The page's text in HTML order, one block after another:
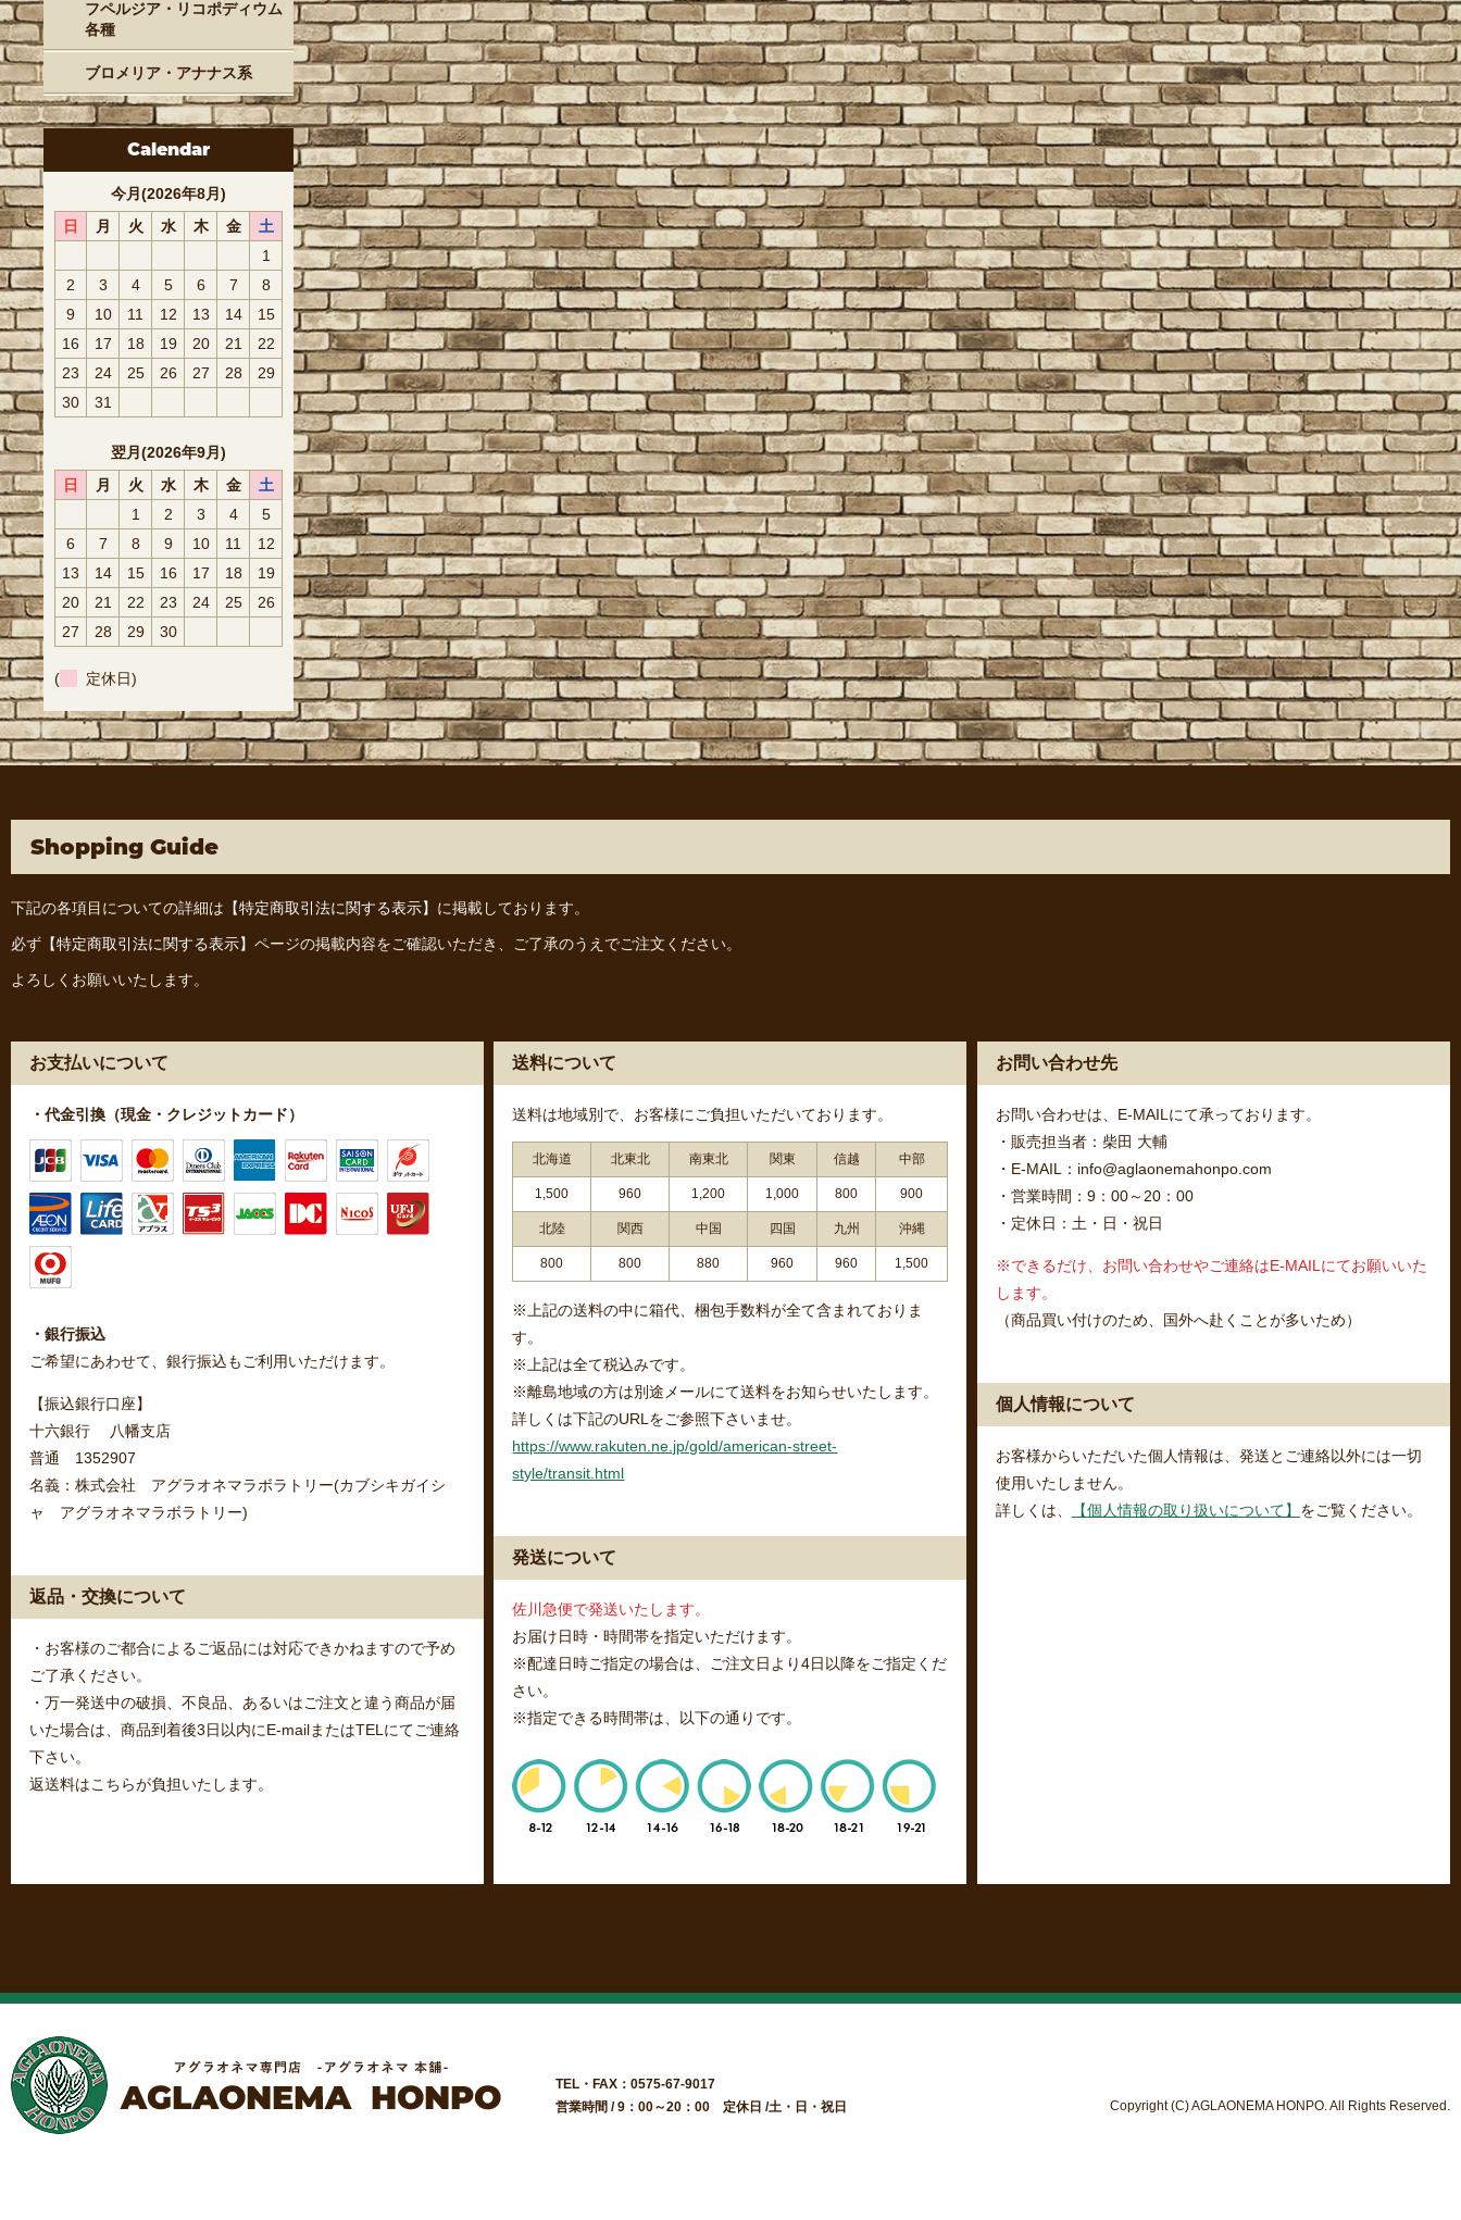
フペルジア・リコポディウム
各種
ブロメリア・アナナス系
Calendar
今月(2026年8月)
日
月 火 水 木 金
土
1
2
3 4 5 6 7
8
9
10 11 12 13 14
15
16
17 18 19 20 21
22
23
24 25 26 27 28
29
30
31
翌月(2026年9月)
日
月 火 水 木 金
土
1
2 3 4
5
6
7 8 9 10 11
12
13
14 15 16 17 18
19
20
21 22 23 24 25
26
27
28 29 30
( 定休日)
Shopping Guide
下記の各項目についての詳細は 【特定商取引法に関する表示】 に掲載しております。
必ず 【特定商取引法に関する表示】 ページの掲載内容をご確認いただき、ご了承のうえでご注文ください。
よろしくお願いいたします。
お支払いについて
・代金引換（現金・クレジットカード）
・銀行振込
ご希望にあわせて、銀行振込もご利用いただけます。
【振込銀行口座】
十六銀行 八幡支店
普通 1352907
名義：株式会社 アグラオネマラボラトリー(カブシキガイシ
ャ アグラオネマラボラトリー)
返品・交換について
・お客様のご都合によるご返品には対応できかねますので予め
ご了承ください。
・万一発送中の破損、不良品、あるいはご注文と違う商品が届
いた場合は、商品到着後3日以内にE-mailまたはTELにてご連絡
下さい。
返送料はこちらが負担いたします。
送料について
送料は地域別で、お客様にご負担いただいております。
北海道 北東北 南東北 関東 信越 中部
1,500 960 1,200 1,000 800 900
北陸 関西 中国 四国 九州 沖縄
800 800 880 960 960 1,500
※上記の送料の中に箱代、梱包手数料が全て含まれておりま
す。
※上記は全て税込みです。
※離島地域の方は別途メールにて送料をお知らせいたします。
詳しくは下記のURLをご参照下さいませ。
https://www.rakuten.ne.jp/gold/american-street-
style/transit.html
発送について
佐川急便で発送いたします。
お届け日時・時間帯を指定いただけます。
※配達日時ご指定の場合は、ご注文日より4日以降をご指定くだ
さい。
※指定できる時間帯は、以下の通りです。
お問い合わせ先
お問い合わせは、E-MAILにて承っております。
・販売担当者：柴田 大輔
・E-MAIL：info@aglaonemahonpo.com
・営業時間：9：00～20：00
・定休日：土・日・祝日
※できるだけ、お問い合わせやご連絡はE-MAILにてお願いいた
します。
（商品買い付けのため、国外へ赴くことが多いため）
個人情報について
お客様からいただいた個人情報は、発送とご連絡以外には一切
使用いたしません。
詳しくは、
【個人情報の取り扱いについて】 をご覧ください。
TEL・FAX：0575-67-9017
営業時間 / 9：00～20：00 定休日 /土・日・祝日
Copyright (C) AGLAONEMA HONPO. All Rights Reserved.